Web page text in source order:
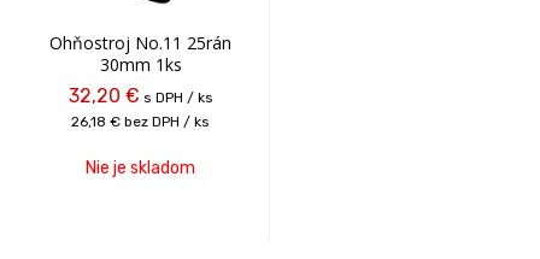
Ohňostroj No.11 25rán
30mm 1ks
32,20 € s DPH / ks
26,18 € bez DPH / ks
Nie je skladom